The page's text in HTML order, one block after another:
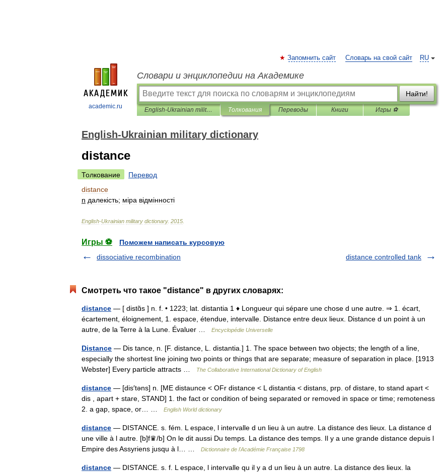
academic.ru
RU
Запомнить сайт Словарь на свой сайт
Словари и энциклопедии на Академике
Найти!
English-Ukrainian military dictionary Толкования Переводы Книги Игры ⚽
English-Ukrainian military dictionary
distance
Толкование
Перевод
distance
n далекість; міра відмінності
English-Ukrainian military dictionary. 2015
Игры ⚽
Поможем написать курсовую
dissociative recombination
distance controlled tank
Смотреть что такое "distance" в других словарях:
distance — [ distɑ̃s ] n. f. • 1223; lat. distantia 1 ♦ Longueur qui sépare une chose d une autre. ⇒ 1. écart,
écartement, éloignement, 1. espace, étendue, intervalle. Distance entre deux lieux. Distance d un point à un
autre, de la Terre à la Lune. Évaluer …
Encyclopédie Universelle
Distance — Dis tance, n. [F. distance, L. distantia.] 1. The space between two objects; the length of a line,
especially the shortest line joining two points or things that are separate; measure of separation in place. [1913
Webster] Every particle attracts …
The Collaborative International Dictionary of English
distance — [dis′təns] n. [ME distaunce < OFr distance < L distantia < distans, prp. of distare, to stand apart <
dis , apart + stare, STAND] 1. the fact or condition of being separated or removed in space or time; remoteness
2. a gap, space, or… …
English World dictionary
distance — DISTANCE. s. fém. L espace, l intervalle d un lieu à un autre. La distance des lieux. La distance d
une ville à l autre. [b]f♛/b] On le dit aussi Du temps. La distance des temps. Il y a une grande distance depuis l
Empire des Assyriens jusqu à l… …
Dictionnaire de l'Académie Française 1798
distance — DISTANCE. s. f. L espace, l intervalle qu il y a d un lieu à un autre. La distance des lieux. la